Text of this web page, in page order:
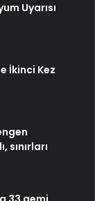
Uyarısı
İkinci Kez
sınırları